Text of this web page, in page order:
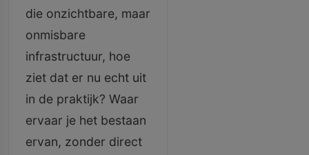
die onzichtbare, maar
onmisbare
infrastructuur, hoe
ziet dat er nu echt uit
in de praktijk? Waar
ervaar je het bestaan
ervan, zonder direct